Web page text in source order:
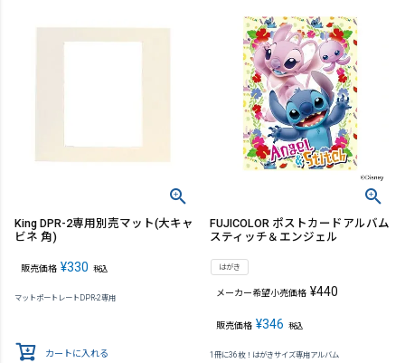
King DPR-2専用別売マット(大キャ
ビネ 角)
販売価格 ¥330 税込
マットポートレートDPR-2専用
カートに入れる
FUJICOLOR ポストカードアルバム
スティッチ＆エンジェル
はがき
メーカー希望小売価格 ¥440
販売価格 ¥346 税込
1冊に36枚！はがきサイズ専用アルバム